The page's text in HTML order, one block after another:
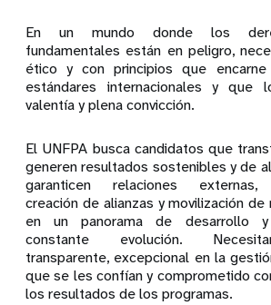
En un mundo donde los
fundamentales están en peligro,
ético y con principios que
estándares internacionales y que
valentía y plena convicción.
El UNFPA busca candidatos que
generen resultados sostenibles y de
garanticen relaciones externas,
creación de alianzas y movilización
en un panorama de desarrollo y
constante evolución.
transparente, excepcional en la
que se les confían y comprometido
los resultados de los programas.